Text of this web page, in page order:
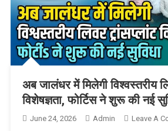
अब जालंधर में मिलेगी विश्वस्तरीय
विशेषज्ञता, फोर्टिस ने शुरू की नई
June 24, 2026 Admin Leave A